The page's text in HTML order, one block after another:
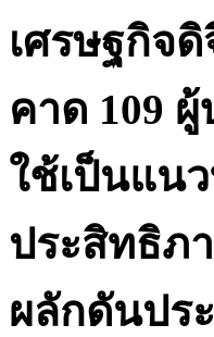
เศรษฐกิจ
คาด 109
ใช้เป็นแน
ประสิทธิภ
ผลักดันปร